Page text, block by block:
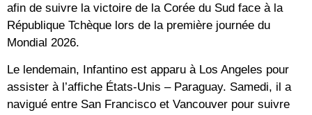
afin de suivre la victoire de la Corée du Sud face à la
République Tchèque lors de la première journée du
Mondial 2026.
Le lendemain, Infantino est apparu à Los Angeles pour
assister à l’affiche États-Unis – Paraguay. Samedi, il a
navigué entre San Francisco et Vancouver pour suivre